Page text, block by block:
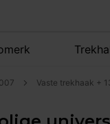
Vaste trekhaak +